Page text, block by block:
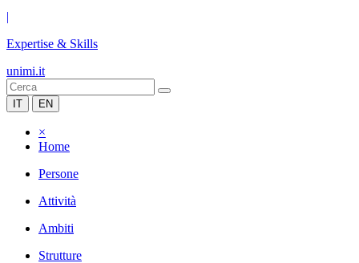
|
Expertise & Skills
unimi.it
IT EN
×
Home
Persone
Attività
Ambiti
Strutture